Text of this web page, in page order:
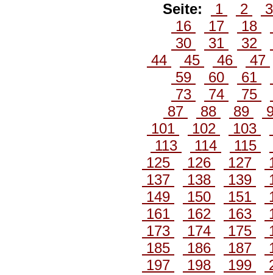
Seite: 1 2
16
17 18
30
31 32
44
45 46
47
59
60 61
73
74 75
87
88 89
101
102 103
113
114 115
125
126 127
137
138 139
149
150 151
161
162 163
173
174 175
185
186 187
197
198 199